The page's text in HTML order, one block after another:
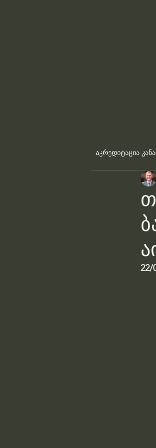
აკრედიტაცია
22/